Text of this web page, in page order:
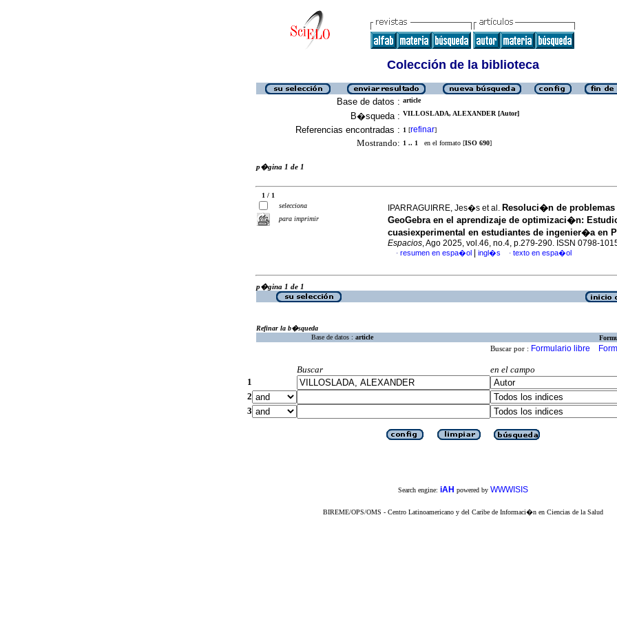
Colección de la biblioteca
Base de datos : article
B�squeda : VILLOSLADA, ALEXANDER [Autor]
Referencias encontradas : 1 [refinar]
Mostrando: 1 .. 1 en el formato [ISO 690]
p�gina 1 de 1
1 / 1
selecciona
para imprimir
IPARRAGUIRRE, Jes�s et al. Resoluci�n de problemas
GeoGebra en el aprendizaje de optimizaci�n:
cuasiexperimental en estudiantes de ingenier�a en
Espacios, Ago 2025, vol.46, no.4, p.279-290. ISSN 0798-
· resumen en espa�ol ingl�s · texto en espa�ol
p�gina 1 de 1
Refinar la b�squeda
Base de datos : article
Buscar por : Formulario libre
Buscar
en el campo
1
2
3
Search engine: iAH powered by WWWISIS
BIREME/OPS/OMS - Centro Latinoamericano y del Caribe de Informaci�n en Ciencias de la Salud